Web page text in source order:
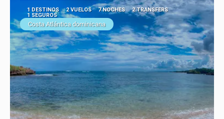
1 DESTINOS 2 VUELOS 7 NOCHES
2 TRANSFERS
1 SEGUROS
Costa Atlántica dominicana